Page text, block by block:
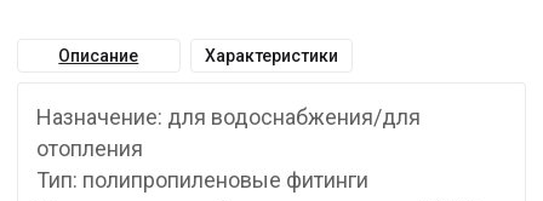
Описание Характеристики
Назначение: для водоснабжения/для
отопления
Тип: полипропиленовые фитинги